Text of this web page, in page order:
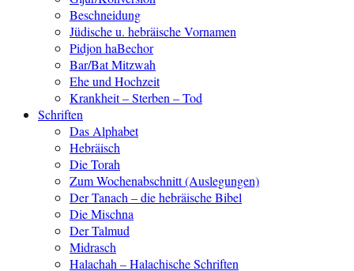
Beschneidung
Jüdische u. hebräische Vornamen
Pidjon haBechor
Bar/Bat Mitzwah
Ehe und Hochzeit
Krankheit – Sterben – Tod
Schriften
Das Alphabet
Hebräisch
Die Torah
Zum Wochenabschnitt (Auslegungen)
Der Tanach – die hebräische Bibel
Die Mischna
Der Talmud
Midrasch
Halachah – Halachische Schriften